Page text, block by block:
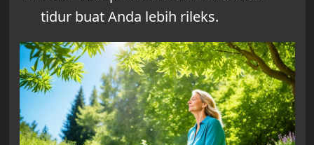
tidur buat Anda lebih rileks.